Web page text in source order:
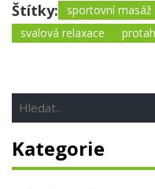
Štítky: sportovní masáž
svalová relaxace
Kategorie